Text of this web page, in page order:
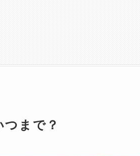
まで？